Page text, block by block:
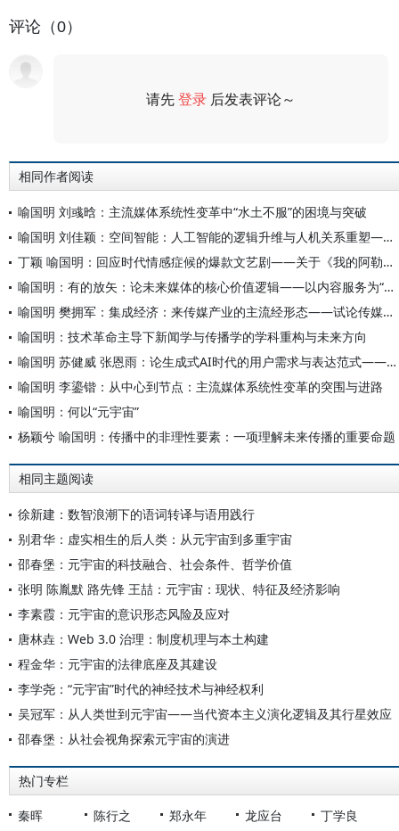
评论（0）
请先登录 后发表评论～
相同作者阅读
喻国明 刘彧晗：主流媒体系统性变革中“水土不服”的困境与突破
喻国明 刘佳颖：空间智能：人工智能的逻辑升维与人机关系重塑——基于复杂范式的理论探讨
丁颖 喻国明：回应时代情感症候的爆款文艺剧——关于《我的阿勒泰》逻辑锚点的深度剖析
喻国明：有的放矢：论未来媒体的核心价值逻辑——以内容服务为“本”，以关系构建为“矢”，以社会的媒介化为“的”
喻国明 樊拥军：集成经济：来传媒产业的主流经形态——试论传媒产业关联整合的价值构建
喻国明：技术革命主导下新闻学与传播学的学科重构与未来方向
喻国明 苏健威 张恩雨：论生成式AI时代的用户需求与表达范式——从分众匹配到层级递进的要素融合网络
喻国明 李鎏锴：从中心到节点：主流媒体系统性变革的突围与进路
喻国明：何以“元宇宙”
杨颖兮 喻国明：传播中的非理性要素：一项理解未来传播的重要命题
相同主题阅读
徐新建：数智浪潮下的语词转译与语用践行
别君华：虚实相生的后人类：从元宇宙到多重宇宙
邵春堡：元宇宙的科技融合、社会条件、哲学价值
张明 陈胤默 路先锋 王喆：元宇宙：现状、特征及经济影响
李素霞：元宇宙的意识形态风险及应对
唐林垚：Web 3.0 治理：制度机理与本土构建
程金华：元宇宙的法律底座及其建设
李学尧：“元宇宙”时代的神经技术与神经权利
吴冠军：从人类世到元宇宙——当代资本主义演化逻辑及其行星效应
邵春堡：从社会视角探索元宇宙的演进
热门专栏
秦晖 陈行之 郑永年 龙应台
丁学良